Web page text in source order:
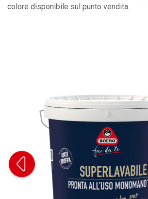
colore disponibile sul punto vendita.